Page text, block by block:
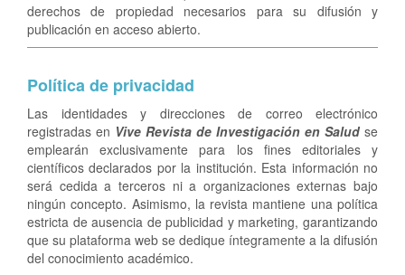
derechos de propiedad necesarios para su difusión y
publicación en acceso abierto.
Política de privacidad
Las identidades y direcciones de correo electrónico
registradas en Vive Revista de Investigación en Salud se
emplearán exclusivamente para los fines editoriales y
científicos declarados por la institución. Esta información no
será cedida a terceros ni a organizaciones externas bajo
ningún concepto. Asimismo, la revista mantiene una política
estricta de ausencia de publicidad y marketing, garantizando
que su plataforma web se dedique íntegramente a la difusión
del conocimiento académico.